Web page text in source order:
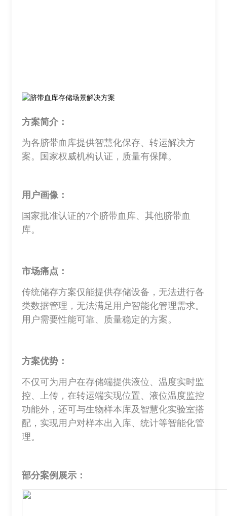
方案简介：
为各脐带血库提供智慧化保存、转运解决方
案。国家权威机构认证，质量有保障。
用户画像：
国家批准认证的7个脐带血库、其他脐带血
库。
市场痛点：
传统储存方案仅能提供存储设备，无法进行各
类数据管理，无法满足用户智能化管理需求。
用户需要性能可靠、质量稳定的方案。
方案优势：
不仅可为用户在存储端提供液位、温度实时监
控、上传，在转运端实现位置、液位温度监控
功能外，还可与生物样本库及智慧化实验室搭
配，实现用户对样本出入库、统计等智能化管
理。
部分案例展示：